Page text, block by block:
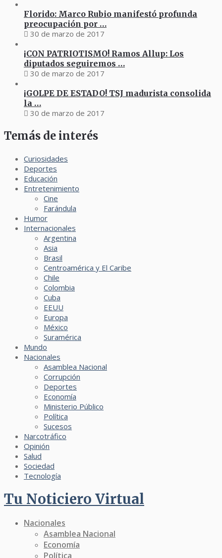
Florido: Marco Rubio manifestó profunda
preocupación por …
30 de marzo de 2017
¡CON PATRIOTISMO! Ramos Allup: Los
diputados seguiremos …
30 de marzo de 2017
¡GOLPE DE ESTADO! TSJ madurista consolida
la …
30 de marzo de 2017
Temás de interés
Curiosidades
Deportes
Educación
Entretenimiento
Cine
Farándula
Humor
Internacionales
Argentina
Asia
Brasil
Centroamérica y El Caribe
Chile
Colombia
Cuba
EEUU
Europa
México
Suramérica
Mundo
Nacionales
Asamblea Nacional
Corrupción
Deportes
Economía
Ministerio Público
Política
Sucesos
Narcotráfico
Opinión
Salud
Sociedad
Tecnología
Tu Noticiero Virtual
Nacionales
Asamblea Nacional
Economía
Política